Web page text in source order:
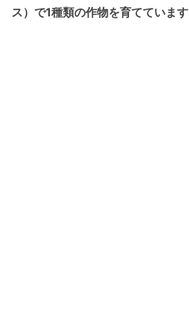
ス）で1種類の作物を育てています